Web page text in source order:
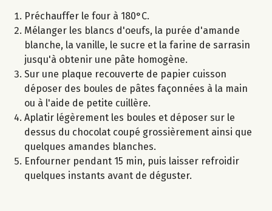
Préchauffer le four à 180°C.
Mélanger les blancs d'oeufs, la purée d'amande
blanche, la vanille, le sucre et la farine de sarrasin
jusqu'à obtenir une pâte homogène.
Sur une plaque recouverte de papier cuisson
déposer des boules de pâtes façonnées à la main
ou à l'aide de petite cuillère.
Aplatir légèrement les boules et déposer sur le
dessus du chocolat coupé grossièrement ainsi que
quelques amandes blanches.
Enfourner pendant 15 min, puis laisser refroidir
quelques instants avant de déguster.